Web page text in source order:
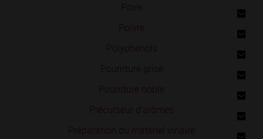
Poire
Poivre
Polyphénols
Pourriture grise
Pourriture noble
Précurseur d’arômes
Préparation du matériel vinaire